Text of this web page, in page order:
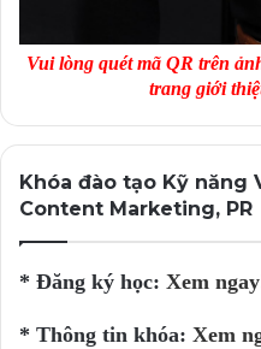
Vui lòng quét mã QR trên
trang giới
Khóa đào tạo Kỹ năng
Content Marketing, PR
* Đăng ký học: Xem
* Thông tin khóa: Xem